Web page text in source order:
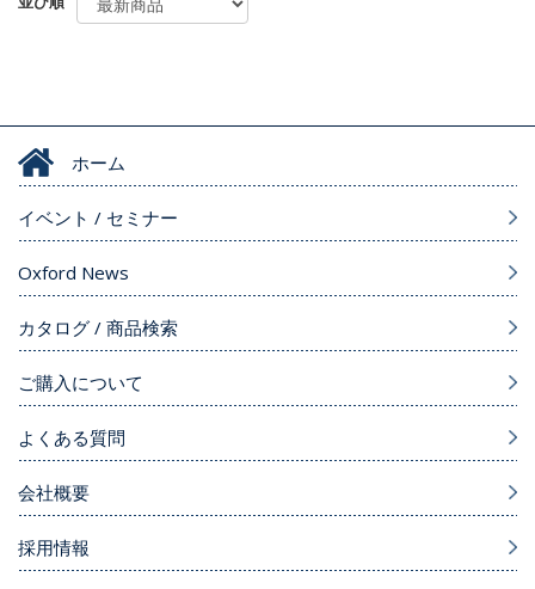
ホーム
イベント / セミナー
Oxford News
カタログ / 商品検索
ご購入について
よくある質問
会社概要
採用情報